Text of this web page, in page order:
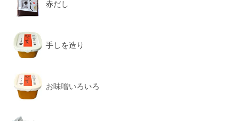
赤だし
手しを造り
お味噌いろいろ